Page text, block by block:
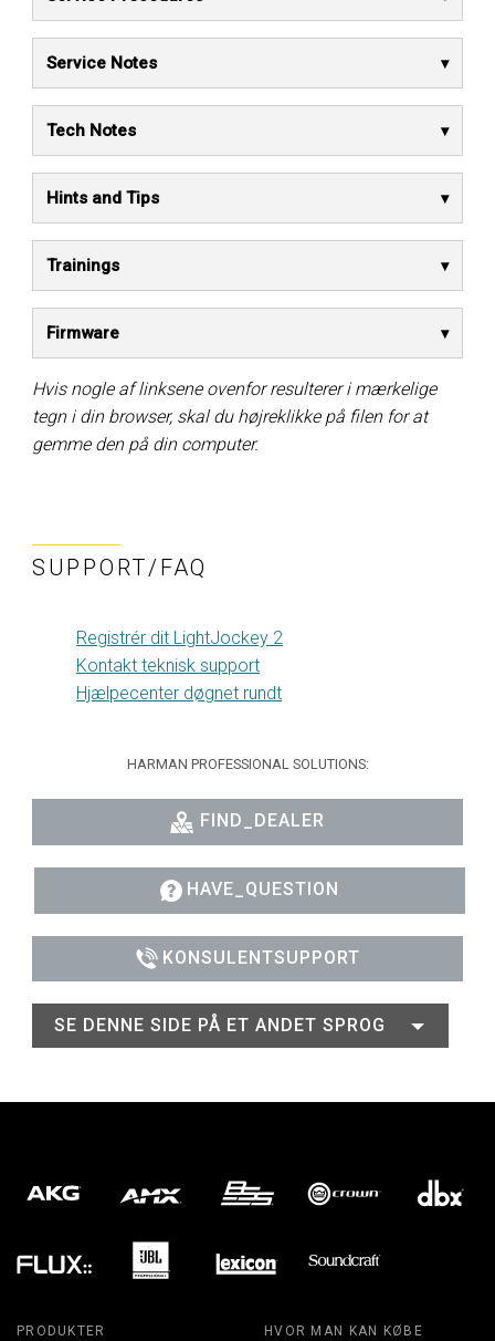
Service Notes
Tech Notes
Hints and Tips
Trainings
Firmware
Hvis nogle af linksene ovenfor resulterer i mærkelige
tegn i din browser, skal du højreklikke på filen for at
gemme den på din computer.
SUPPORT/FAQ
Registrér dit LightJockey 2
Kontakt teknisk support
Hjælpecenter døgnet rundt
HARMAN PROFESSIONAL SOLUTIONS:
FIND_DEALER
HAVE_QUESTION
KONSULENTSUPPORT
SE DENNE SIDE PÅ ET ANDET SPROG
PRODUKTER HVOR MAN KAN KØBE